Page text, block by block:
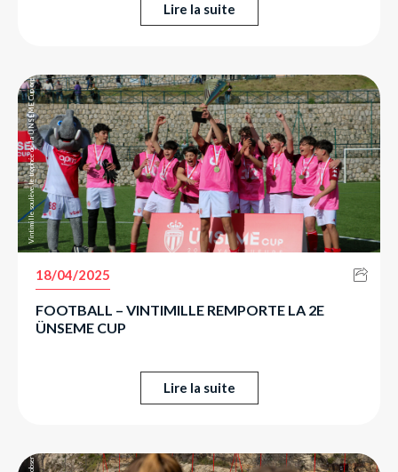
Lire la suite
Vintimille soulève le trophée de la ÜNSEME Cup organisée par l’AS Monaco.
18/04/2025
FOOTBALL – VINTIMILLE REMPORTE LA 2E
ÜNSEME CUP
Lire la suite